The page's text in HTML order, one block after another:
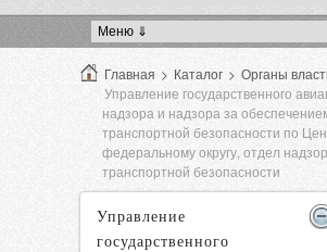
Главная > Каталог > Органы
Управление государственного
надзора и надзора за
транспортной безопасности по
федеральному округу, отдел
транспортной безопасности
Управление
государственного